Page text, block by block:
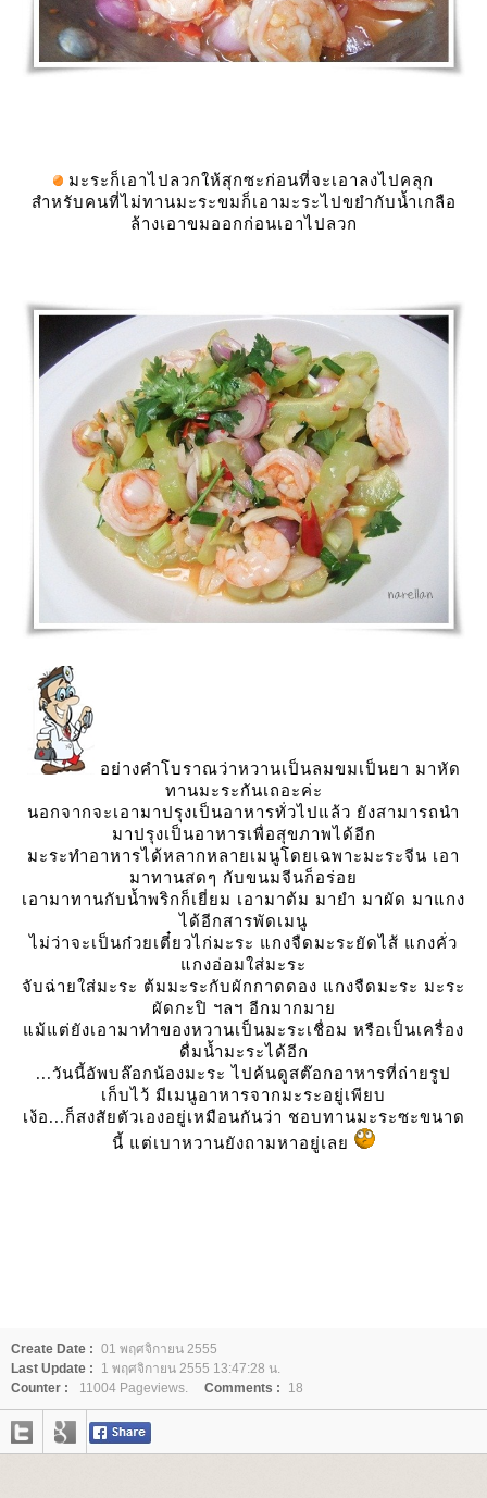
มะระก็เอาไปลวกให้สุกซะก่อนที่จะเอาลงไปคลุก
สำหรับคนที่ไม่ทานมะระขมก็เอามะระไปขยำกับน้ำเกลือ
ล้างเอาขมออกก่อนเอาไปลวก
อย่างคำโบราณว่าหวานเป็นลมขมเป็นยา มาหัด
ทานมะระกันเถอะค่ะ
นอกจากจะเอามาปรุงเป็นอาหารทั่วไปแล้ว ยังสามารถนำ
มาปรุงเป็นอาหารเพื่อสุขภาพได้อีก
มะระทำอาหารได้หลากหลายเมนูโดยเฉพาะมะระจีน เอา
มาทานสดๆ กับขนมจีนก็อร่อ
เอามาทานกับน้ำพริกก็เยี่ยม เอามาต้ม มายำ มาผัด มาแกง
ได้อีกสารพัดเมนู
ไม่ว่าจะเป็นก๋วยเตี๋ยวไก่มะระ แกงจืดมะระยัดไส้ แกงคั่ว
กงอ่อมใส่มะระ
จับฉ่ายใส่มะระ ต้มมะระกับผักกาดดอง แกงจืดมะระ มะระ
ผัดกะปิ ฯลฯ อีกมากมา
ม้แต่ยังเอามาทำของหวานเป็นมะระเชื่อม หรือเป็นเครื่อง
ดื่มน้ำมะระได้อีก
...วันนี้อัพบล๊อกน้องมะระ ไปค้นดูสต๊อกอาหารที่ถ่ายรูป
เก็บไว้ มีเมนูอาหารจากมะระอยู่เพียบ
เง้อ...ก็สงสัยตัวเองอยู่เหมือนกันว่า ชอบทานมะระซะขนาด
นี้ แต่เบาหวานยังถามหาอยู่เล
Create Date : 01 พฤศจิกายน 2555
Last Update :
1 พฤศจิกายน 2555 13:47:28 น.
Counter :
11004 Pageviews. Comments : 18